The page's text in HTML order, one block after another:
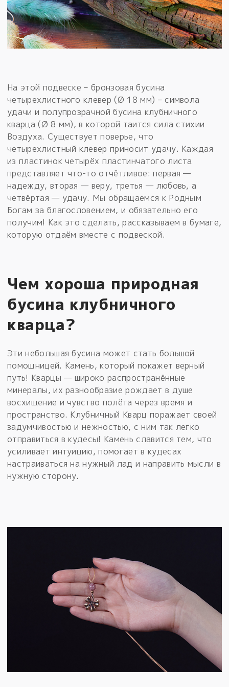
На этой подвеске – бронзовая бусина
четырехлистного клевер (Ø 18 мм) – символа
удачи и полупрозрачной бусина клубничного
кварца (Ø 8 мм), в которой таится сила стихии
Воздуха. Существует поверье, что
четырехлистный клевер приносит удачу. Каждая
из пластинок четырёх пластинчатого листа
представляет что-то отчётливое: первая —
надежду, вторая — веру, третья — любовь, а
четвёртая — удачу. Мы обращаемся к Родным
Богам за благословением, и обязательно его
получим! Как это сделать, рассказываем в бумаге,
которую отдаём вместе с подвеской.
Чем хороша природная
бусина клубничного
кварца?
Эти небольшая бусина может стать большой
помощницей. Камень, который покажет верный
путь! Кварцы — широко распространённые
минералы, их разнообразие рождает в душе
восхищение и чувство полёта через время и
пространство. Клубничный Кварц поражает своей
задумчивостью и нежностью, с ним так легко
отправиться в кудесы! Камень славится тем, что
усиливает интуицию, помогает в кудесах
настраиваться на нужный лад и направить мысли в
нужную сторону.